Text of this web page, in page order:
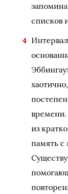
списков
времени.
из
память